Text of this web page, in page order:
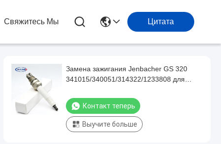
Свяжитесь Мы Цитата
Замена зажигания Jenbacher GS 320
341015/340051/314322/1233808 для
Контакт теперь
Выучите больше